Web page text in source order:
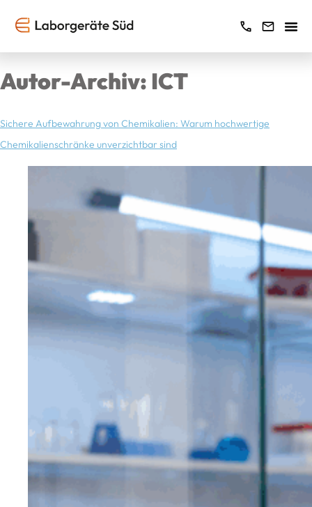
Autor-Archiv: ICT
Sichere Aufbewahrung von Chemikalien: Warum hochwertige
Chemikalienschränke unverzichtbar sind